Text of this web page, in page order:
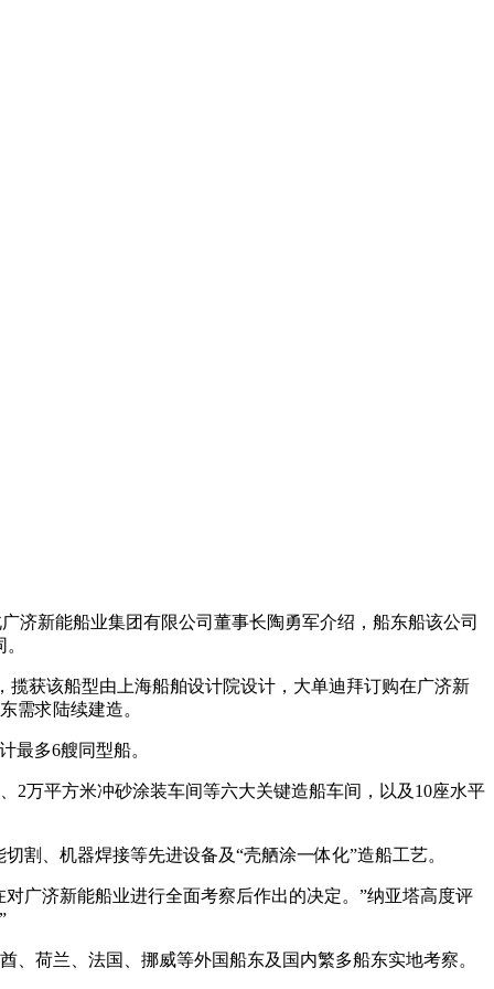
济新能船业集团有限公司董事长陶勇军介绍，船东船该公司
揽获该船型由上海船舶设计院设计，大单迪拜订购在广济新
需求陆续建造。
最多6艘同型船。
2万平方米冲砂涂装车间等六大关键造船车间，以及10座水平
割、机器焊接等先进设备及“壳舾涂一体化”造船工艺。
广济新能船业进行全面考察后作出的决定。”纳亚塔高度评
荷兰、法国、挪威等外国船东及国内繁多船东实地考察。